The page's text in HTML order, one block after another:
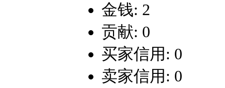
金钱: 2
贡献: 0
买家信用: 0
卖家信用: 0